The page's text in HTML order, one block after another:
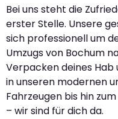
Bei uns steht die
erster Stelle. Unsere
sich professionell um
Umzugs von Bochum
Verpacken deines
in unseren modernen
Fahrzeugen bis hin
– wir sind für dich da.